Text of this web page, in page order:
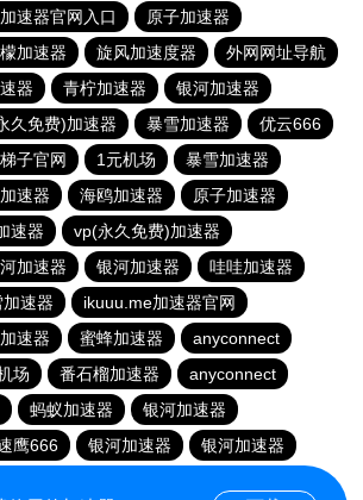
速器官网入口
原子加速器
加速器 旋风加速度器
外网网址导航
器 青柠加速器
银河加速器
久免费)加速器 暴雪加速器
优云666
子官网 1元机场
暴雪加速器
速器 海鸥加速器
原子加速器
速器
vp(永久免费)加速器
加速器 银河加速器
哇哇加速器
速器
ikuuu.me加速器官网
速器 蜜蜂加速器
anyconnect
场 番石榴加速器
anyconnect
蚂蚁加速器
银河加速器
鹰666 银河加速器
银河加速器